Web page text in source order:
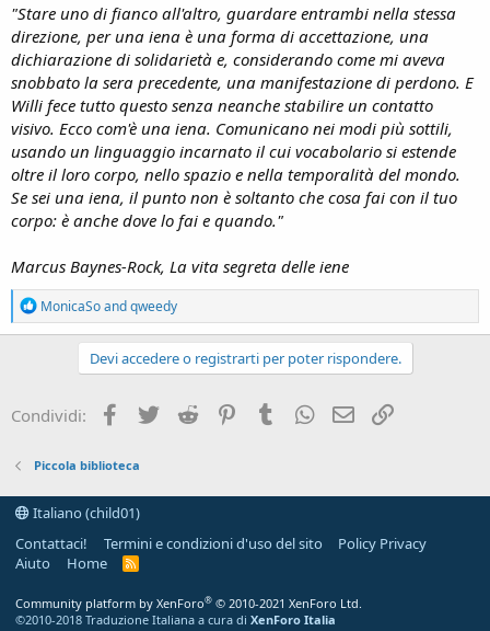
"Stare uno di fianco all'altro, guardare entrambi nella stessa
direzione, per una iena è una forma di accettazione, una
dichiarazione di solidarietà e, considerando come mi aveva
snobbato la sera precedente, una manifestazione di perdono. E
Willi fece tutto questo senza neanche stabilire un contatto
visivo. Ecco com'è una iena. Comunicano nei modi più sottili,
usando un linguaggio incarnato il cui vocabolario si estende
oltre il loro corpo, nello spazio e nella temporalità del mondo.
Se sei una iena, il punto non è soltanto che cosa fai con il tuo
corpo: è anche dove lo fai e quando."
Marcus Baynes-Rock, La vita segreta delle iene
R
e
a
o
n
:
MonicaSoandqweedy
Devi accedere o registrarti per poter rispondere.
Condividi: Facebook
Twitter Reddit PinterestTumblrWhatsApp
e-mail
Piccola biblioteca
Italiano (child01)
Contattaci!
Termini e condizioni d'uso del sito
Policy Privacy
Aiuto
Home
R
Community platform by XenForo® © 2010-2021 XenForo Ltd.
©2010-2018 Traduzione Italiana a cura di XenForo Italia